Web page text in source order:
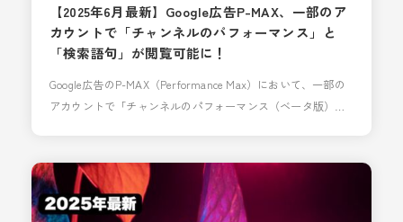
【2025年6月最新】Google広告P-MAX、一部のア
カウントで「チャンネルのパフォーマンス」と
「検索語句」が閲覧可能に！
Google広告のP-MAX（Performance Max）において、一部の
アカウントで「チャンネルのパフォーマンス（ベータ版）」
MAXキャンペーンの大きなデメリットであった「どのチャネ
ル、検索語句で配信されたかが分からない」問題が一気に解
決され、さらに使いやすいキャンペーンにな